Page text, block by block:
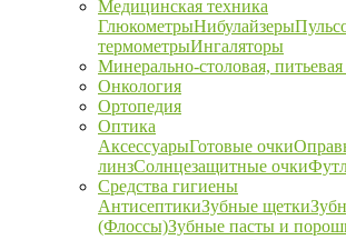
Медицинская техника
ГлюкометрыНибулайзеры
термометрыИнгаляторы
Минерально-столовая, питьевая
Онкология
Ортопедия
Оптика
АксессуарыГотовые очки
линзСолнцезащитные очки
Средства гигиены
АнтисептикиЗубные щетки
(Флоссы)Зубные пасты и